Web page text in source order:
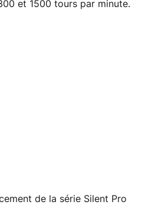
et 1500 tours par minute.
de la série Silent Pro